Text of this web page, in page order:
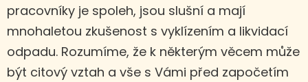
pracovníky je spoleh, jsou slušní a mají
mnohaletou zkušenost s vyklízením a likvidací
odpadu. Rozumíme, že k některým věcem může
být citový vztah a vše s Vámi před započetím